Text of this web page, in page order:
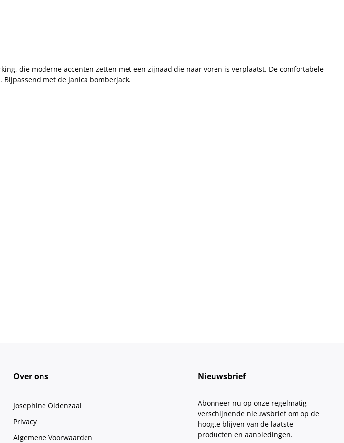
die moderne accenten zetten met een zijnaad die naar voren is verplaatst. De comfortabele
met de Janica bomberjack.
Over ons
Josephine Oldenzaal
Privacy
Algemene Voorwaarden
Nieuwsbrief
Abonneer nu op onze regelmatig
verschijnende nieuwsbrief om op de
hoogte blijven van de laatste
producten en aanbiedingen.